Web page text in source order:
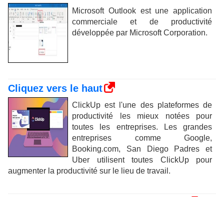
Microsoft Outlook est une application
commerciale et de productivité
développée par Microsoft Corporation.
Cliquez vers le haut
ClickUp est l'une des plateformes de
productivité les mieux notées pour
toutes les entreprises. Les grandes
entreprises comme Google,
Booking.com, San Diego Padres et
Uber utilisent toutes ClickUp pour
augmenter la productivité sur le lieu de travail.